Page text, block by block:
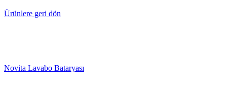
Ürünlere geri dön
Novita Lavabo Bataryası